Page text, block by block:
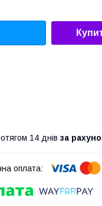
14 днів за